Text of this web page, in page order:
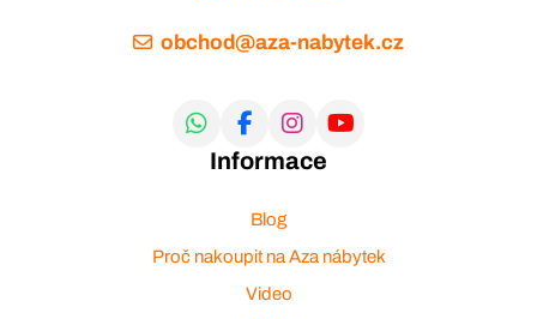
obchod@aza-nabytek.cz
Informace
Blog
Proč nakoupit na Aza nábytek
Video